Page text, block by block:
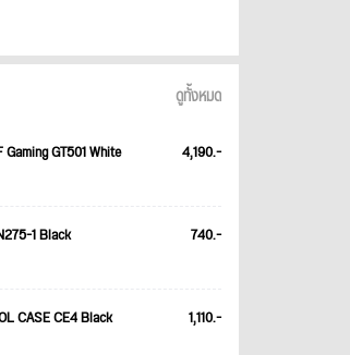
ดูทั้งหมด
GT501 White 4,190.-
1 Black 740.-
CASE CE4 Black 1,110.-